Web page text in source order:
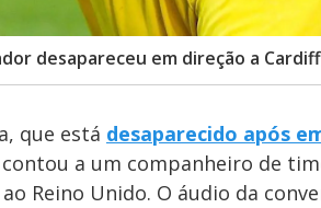
desapareceu em direção a
que está desaparecido após
a um companheiro de
Reino Unido. O áudio da